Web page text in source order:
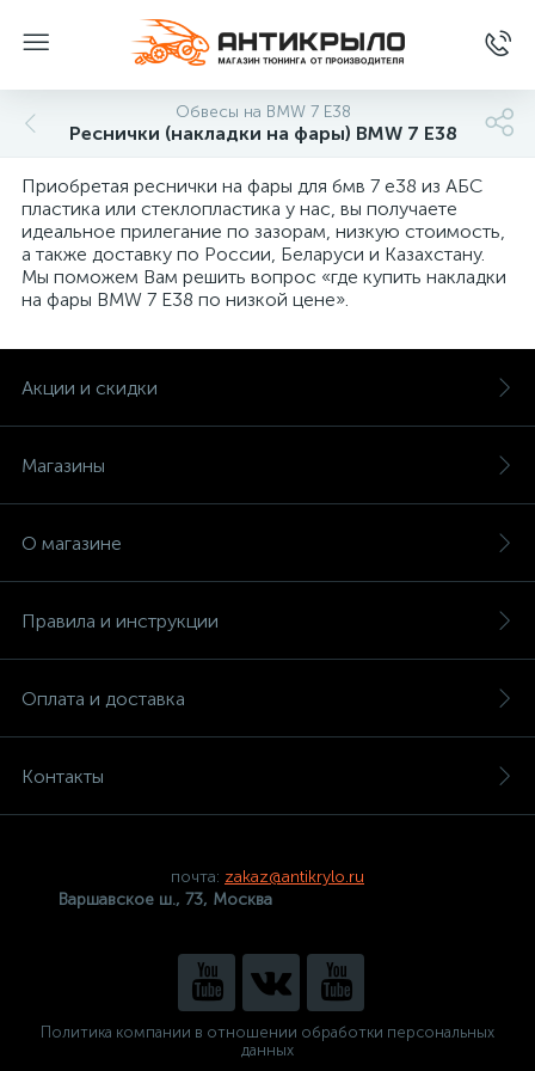
Обвесы на BMW 7 E38
Реснички (накладки на фары) BMW 7 E38
Приобретая реснички на фары для бмв 7 е38 из АБС
пластика или стеклопластика у нас, вы получаете
идеальное прилегание по зазорам, низкую стоимость,
а также доставку по России, Беларуси и Казахстану.
Мы поможем Вам решить вопрос «где купить накладки
на фары BMW 7 E38 по низкой цене».
Акции и скидки
Магазины
О магазине
Правила и инструкции
Оплата и доставка
Контакты
почта: zakaz@antikrylo.ru
Варшавское ш., 73, Москва
Политика компании в отношении обработки персональных
данных